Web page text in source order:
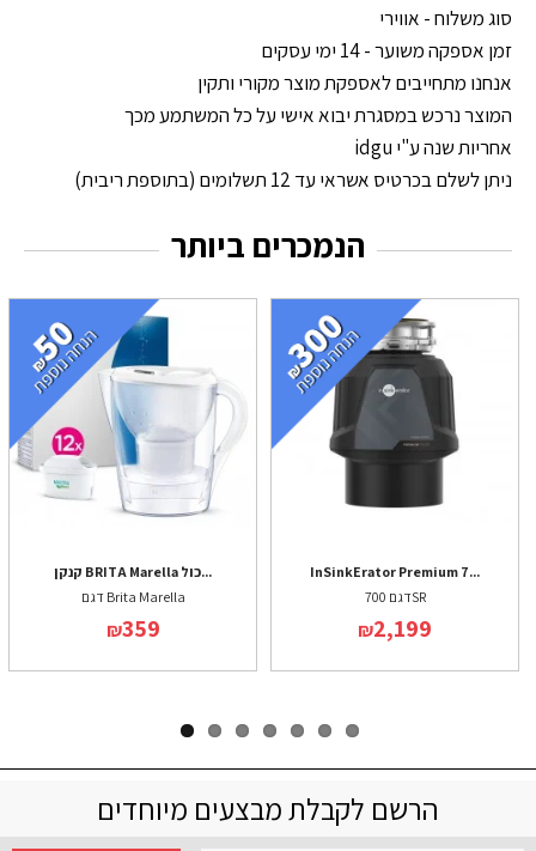
סוג משלוח - אווירי
זמן אספקה משוער - 14 ימי עסקים
אנחנו מתחייבים לאספקת מוצר מקורי ותקין
המוצר נרכש במסגרת יבוא אישי על כל המשתמע מכך
אחריות שנה ע"י idgu
ניתן לשלם בכרטיס אשראי עד 12 תשלומים (בתוספת ריבית)
הנמכרים ביותר
קנקן BRITA Marella כול...
דגם Brita Marella
₪359
InSinkErator Premium 7...
דגם 700SR
₪2,199
הרשם לקבלת מבצעים מיוחדים